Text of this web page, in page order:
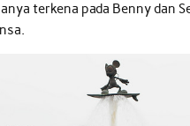
terkena pada Benny dan